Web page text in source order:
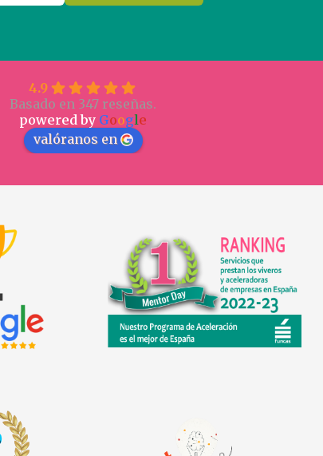
4.9
Basado en 347 reseñas.
powered by Google
valóranos en